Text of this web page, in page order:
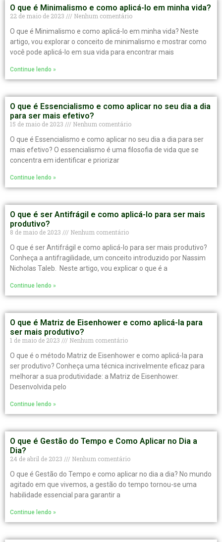
O que é Minimalismo e como aplicá-lo em minha vida?
22 de maio de 2023
Nenhum comentário
O que é Minimalismo e como aplicá-lo em minha vida? Neste
artigo, vou explorar o conceito de minimalismo e mostrar como
você pode aplicá-lo em sua vida para encontrar mais
Continue lendo »
O que é Essencialismo e como aplicar no seu dia a dia
para ser mais efetivo?
15 de maio de 2023
Nenhum comentário
O que é Essencialismo e como aplicar no seu dia a dia para ser
mais efetivo? O essencialismo é uma filosofia de vida que se
concentra em identificar e priorizar
Continue lendo »
O que é ser Antifrágil e como aplicá-lo para ser mais
produtivo?
8 de maio de 2023
Nenhum comentário
O que é ser Antifrágil e como aplicá-lo para ser mais produtivo?
Conheça a antifragilidade, um conceito introduzido por Nassim
Nicholas Taleb. Neste artigo, vou explicar o que é a
Continue lendo »
O que é Matriz de Eisenhower e como aplicá-la para
ser mais produtivo?
1 de maio de 2023
Nenhum comentário
O que é o método Matriz de Eisenhower e como aplicá-la para
ser produtivo? Conheça uma técnica incrivelmente eficaz para
melhorar a sua produtividade: a Matriz de Eisenhower.
Desenvolvida pelo
Continue lendo »
O que é Gestão do Tempo e Como Aplicar no Dia a
Dia?
24 de abril de 2023
Nenhum comentário
O que é Gestão do Tempo e como aplicar no dia a dia? No mundo
agitado em que vivemos, a gestão do tempo tornou-se uma
habilidade essencial para garantir a
Continue lendo »